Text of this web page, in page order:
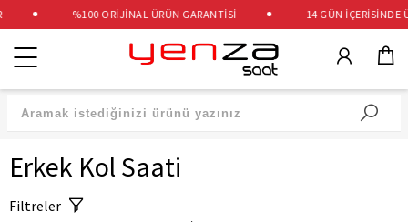
%100 ORİJİNAL ÜRÜN GARANTİSİ 14 GÜN İÇERİSİNDE
Kategoriler
Erkek Kol Saati
Filtreler